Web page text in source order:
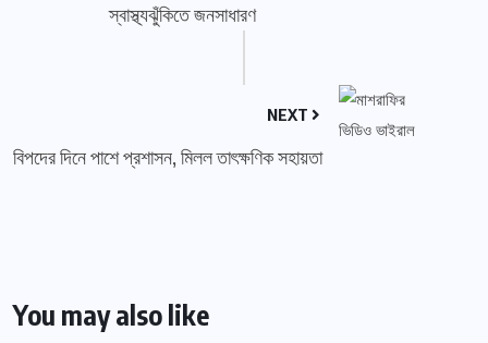
স্বাস্থ্যঝুঁকিতে জনসাধারণ
NEXT
বিপদের দিনে পাশে প্রশাসন, মিলল তাৎক্ষণিক সহায়তা
You may also like